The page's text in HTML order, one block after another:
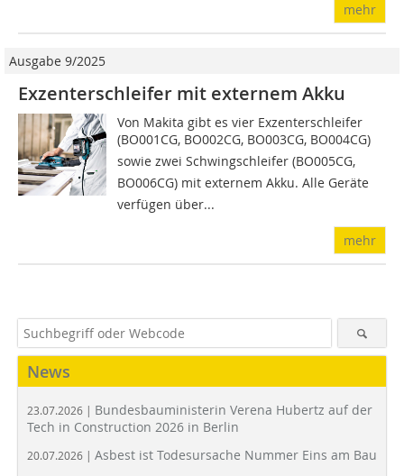
mehr
Ausgabe 9/2025
Exzenterschleifer mit externem Akku
Von Makita gibt es vier Ex­zenterschleifer
(BO001CG, BO002CG, BO003CG, BO004CG)
sowie zwei Schwingschleifer (BO005CG,
BO006CG) mit externem Akku. Alle Geräte
verfügen über...
mehr
News
23.07.2026 | Bundesbauministerin Verena Hubertz auf der
Tech in Construction 2026 in Berlin
20.07.2026 | Asbest ist Todesursache Nummer Eins am Bau